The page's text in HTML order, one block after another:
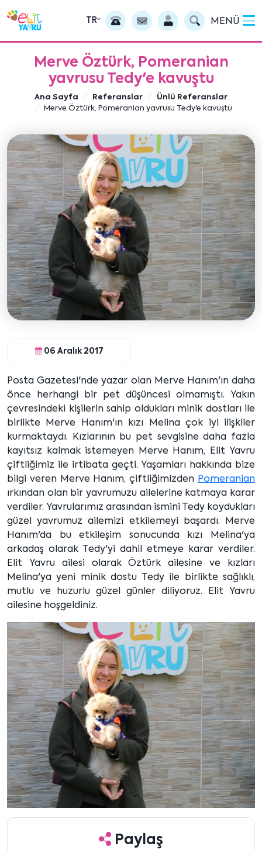
TR MENÜ
Merve Öztürk, Pomeranian
yavrusu Tedy'e kavuştu
Ana Sayfa Referanslar
Ünlü Referanslar
Merve Öztürk, Pomeranian yavrusu Tedy'e kavuştu
06 Aralık 2017
Posta Gazetesi'nde yazar olan Merve Hanım'ın daha
önce herhangi bir pet düşüncesi olmamıştı. Yakın
çevresindeki kişilerin sahip oldukları minik dostları ile
birlikte Merve Hanım'ın kızı Melina çok iyi ilişkiler
kurmaktaydı. Kızlarının bu pet sevgisine daha fazla
kayıtsız kalmak istemeyen Merve Hanım, Elit Yavru
çiftliğimiz ile irtibata geçti. Yaşamları hakkında bize
bilgi veren Merve Hanım, çiftliğimizden Pomeranian
ırkından olan bir yavrumuzu ailelerine katmaya karar
verdiler. Yavrularımız arasından ismini Tedy koydukları
güzel yavrumuz ailemizi etkilemeyi başardı. Merve
Hanım'da bu etkileşim sonucunda kızı Melina'ya
arkadaş olarak Tedy'yi dahil etmeye karar verdiler.
Elit Yavru ailesi olarak Öztürk ailesine ve kızları
Melina'ya yeni minik dostu Tedy ile birlikte sağlıklı,
mutlu ve huzurlu güzel günler diliyoruz. Elit Yavru
ailesine hoşgeldiniz.
Paylaş